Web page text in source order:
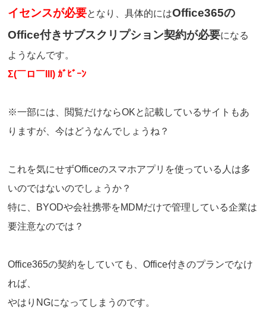
イセンスが必要となり、具体的にはOffice365の
Office付きサブスクリプション契約が必要になる
ようなんです。
Σ(￣ロ￣ lll)ｶﾞﾋﾞｰﾝ
※一部には、閲覧だけならOKと記載しているサイトもあ
りますが、今はどうなんでしょうね？
これを気にせずOfficeのスマホアプリを使っている人は多
いのではないのでしょうか？
特に、BYODや会社携帯をMDMだけで管理している企業は
要注意なのでは？
Office365の契約をしていても、Office付きのプランでなけ
れば、
やはりNGになってしまうのです。